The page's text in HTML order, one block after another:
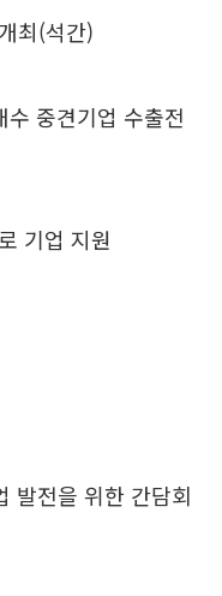
최(석간)
중견기업 수출전
기업 지원
발전을 위한 간담회